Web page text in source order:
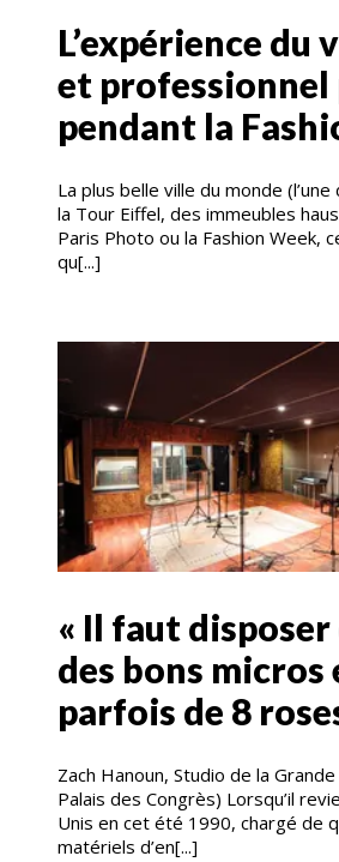
L’expérience du
et professionnel
pendant la
La plus belle ville du monde (l’une
la Tour Eiffel, des immeubles
Paris Photo ou la Fashion Week,
qu[...]
« Il faut disposer
des bons micros
parfois de 8
Zach Hanoun, Studio de la
Palais des Congrès) Lorsqu’il
Unis en cet été 1990, chargé de
matériels d’en[...]